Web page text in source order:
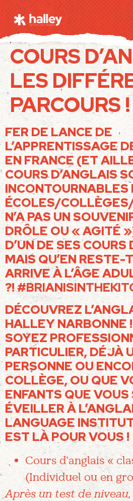
COURS
LES
PARCOURS !
FER DE LANCE DE
L’APPRENTISSAGE
EN FRANCE (ET
COURS D’ANGLAIS
INCONTOURNABLES
ÉCOLES/
N’A PAS UN
DRÔLE OU « AGITÉ
D’UN DE SES COURS
MAIS QU’EN RESTE-
ARRIVE À L’ÂGE
?!
DÉCOUVREZ
HALLEY NARBONNE
SOYEZ
PARTICULIER, DÉJÀ
PERSONNE OU
COLLÈGE, OU QUE
ENFANTS QUE
ÉVEILLER À
LANGUAGE
EST LÀ POUR VOUS !
Cours d’anglais «
(Individuel ou en
Après un test de